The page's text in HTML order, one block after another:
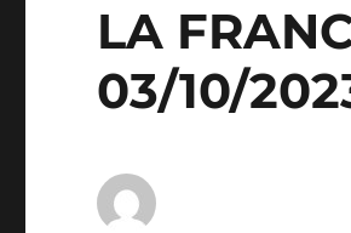
LA
03/10/